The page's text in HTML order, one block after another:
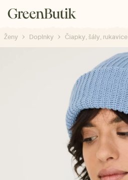
Ženy Doplnky Čiapky, šály, rukavice